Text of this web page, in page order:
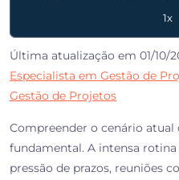
1x
Última atualização em 01/10/
Especialista em Gestão de
Gestão de Projetos
Compreender o cenário
fundamental. A intensa
pressão de prazos, reuniões